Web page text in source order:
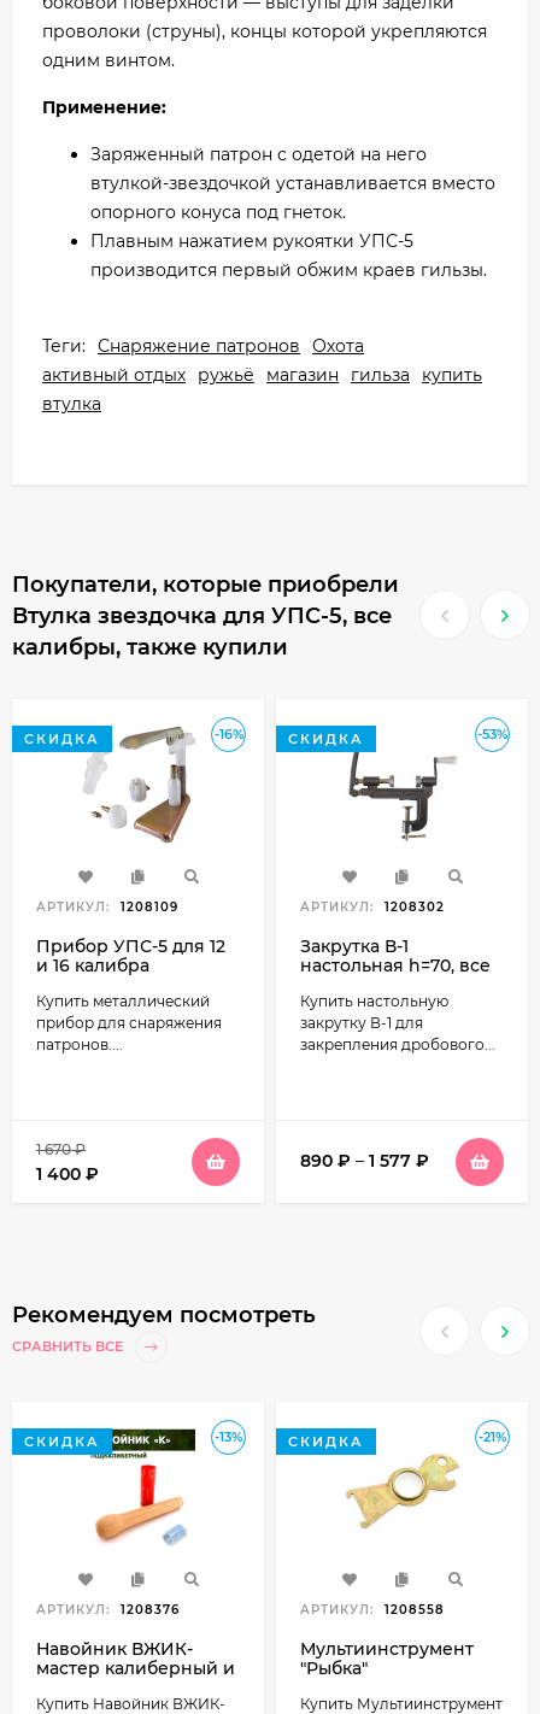
проволоки (струны), концы которой укрепляются
одним винтом.
Применение:
Заряженный патрон с одетой на него
втулкой-звездочкой устанавливается вместо
опорного конуса под гнеток.
Плавным нажатием рукоятки УПС-5
производится первый обжим краев гильзы.
Теги: Снаряжение патронов
Охота
активный отдых
ружьё магазин гильза
купить
втулка
Покупатели, которые приобрели
Втулка звездочка для УПС-5, все
калибры, также купили
-16%
СКИДКА
АРТИКУЛ: 1208109
Прибор УПС-5 для 12
и 16 калибра
Купить металлический
прибор для снаряжения
патронов....
1 670₽
1 400 ₽
-53%
СКИДКА
АРТИКУЛ: 1208302
Закрутка В-1
настольная h=70, все
Купить настольную
закрутку В-1 для
закрепления дробового...
890 ₽ – 1 577 ₽
Рекомендуем посмотреть
СРАВНИТЬ ВСЕ
-13%
СКИДКА
АРТИКУЛ: 1208376
Навойник ВЖИК-
мастер калиберный и
Купить Навойник ВЖИК-
-21%
СКИДКА
АРТИКУЛ: 1208558
Мультиинструмент
"Рыбка"
Купить Мультиинструмент